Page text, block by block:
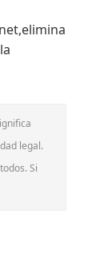
legal.
Si